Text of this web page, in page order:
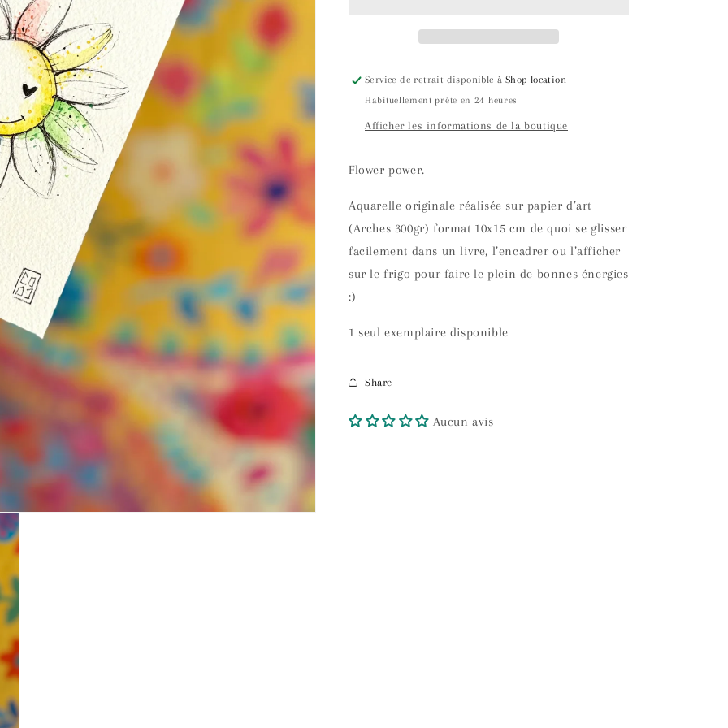
Service de retrait disponible à Shop location
Habituellement prête en 24 heures
Afficher les informations de la boutique
Flower power.
Aquarelle originale réalisée sur papier d’art
(Arches 300gr) format 10x15 cm de quoi se glisser
facilement dans un livre, l’encadrer ou l’afficher
sur le frigo pour faire le plein de bonnes énergies
:)
1 seul exemplaire disponible
Share
Aucun avis